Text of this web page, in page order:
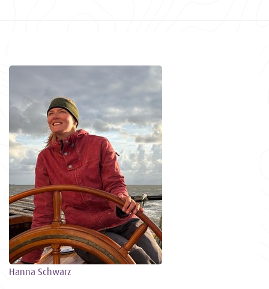
Hanna Schwarz